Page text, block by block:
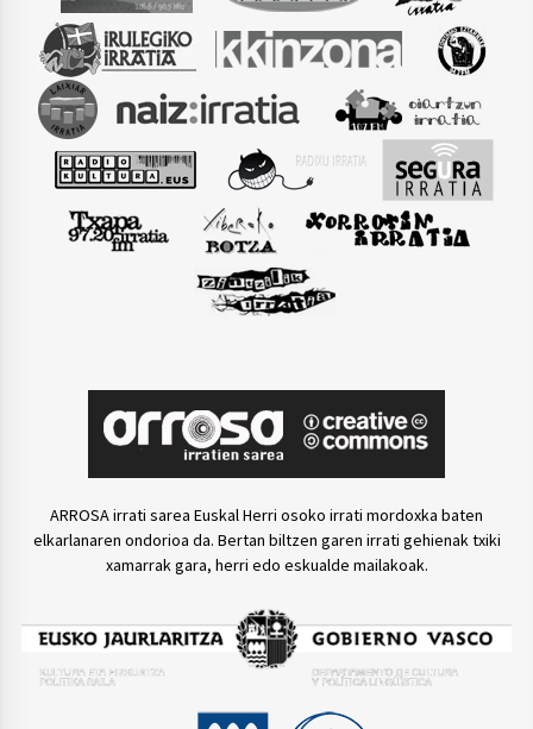
ARROSA irrati sarea Euskal Herri osoko irrati mordoxka baten
elkarlanaren ondorioa da. Bertan biltzen garen irrati gehienak txiki
xamarrak gara, herri edo eskualde mailakoak.